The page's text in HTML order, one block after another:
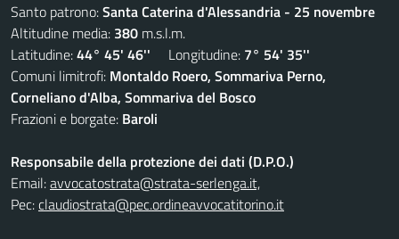
Santo patrono:Santa Caterina d'Alessandria - 25 novembre
Altitudine media: 380 m.s.l.m.
Latitudine:44° 45' 46'' Longitudine: 7° 54' 35''
Comuni limitrofi: Montaldo Roero, Sommariva Perno,
Corneliano d'Alba, Sommariva del Bosco
Frazioni e borgate: Baroli
Responsabile della protezione dei dati (D.P.O.)
Email:avvocatostrata@strata-serlenga.it,
Pec:claudiostrata@pec.ordineavvocatitorino.it